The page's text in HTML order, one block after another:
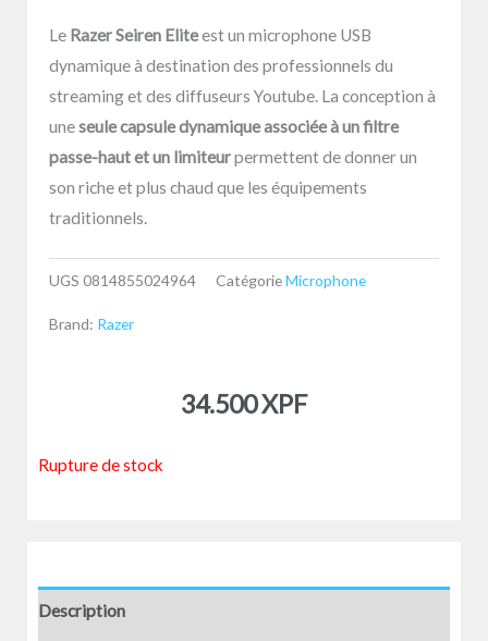
Le Razer Seiren Eliteest un microphone USB
dynamique à destination des professionnels du
streaming et des diffuseurs Youtube. La conception à
uneseule capsule dynamique associée à un filtre
passe-haut et un limiteurpermettent de donner un
son riche et plus chaud que les équipements
traditionnels.
UGS 0814855024964 CatégorieMicrophone
Brand: Razer
34.500XPF
Rupture de stock
Description